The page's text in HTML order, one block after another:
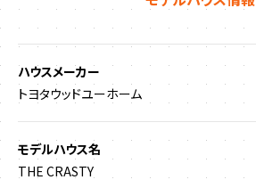
ハウスメーカー
トヨタウッドユーホーム
モデルハウス名
THE CRASTY